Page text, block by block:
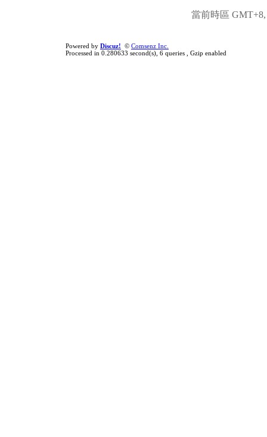
當前時區 GMT+8,
Powered by Discuz! © Comsenz Inc.
Processed in 0.280633 second(s), 6 queries , Gzip enabled